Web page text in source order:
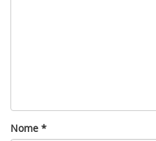
Nome *